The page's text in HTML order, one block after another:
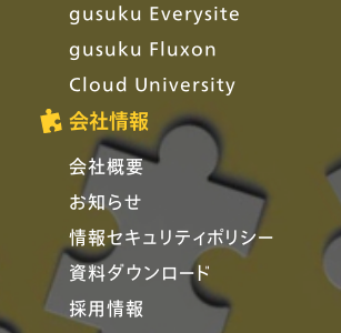
gusuku Everysite
gusuku Fluxon
Cloud University
会社情報
会社概要
お知らせ
情報セキュリティポリシー
資料ダウンロード
採用情報